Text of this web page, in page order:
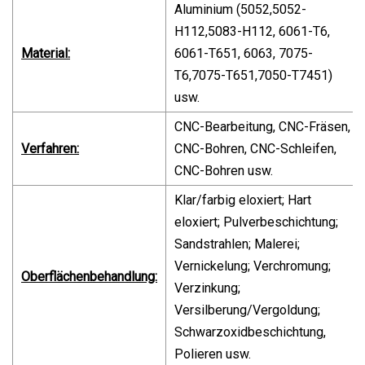
Material:
Aluminium (5052,5052-
H112,5083-H112, 6061-T6,
6061-T651, 6063, 7075-
T6,7075-T651,7050-T7451)
usw.
Verfahren:
CNC-Bearbeitung, CNC-Fräsen,
CNC-Bohren, CNC-Schleifen,
CNC-Bohren usw.
Oberflächenbehandlung:
Klar/farbig eloxiert; Hart
eloxiert; Pulverbeschichtung;
Sandstrahlen; Malerei;
Vernickelung; Verchromung;
Verzinkung;
Versilberung/Vergoldung;
Schwarzoxidbeschichtung,
Polieren usw.